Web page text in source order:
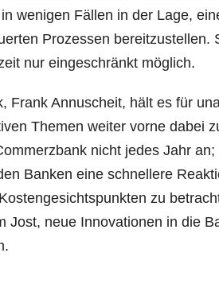
weni­gen Fäl­len in der Lage,
Pro­zes­sen
nur ein­ge­schränkt möglich.
Frank Annu­scheit, hält es für
The­men wei­ter vor­ne dabei
nicht jedes Jahr
Ban­ken eine schnel­le­re
zu
Jost, neue Inno­va­tio­nen in die